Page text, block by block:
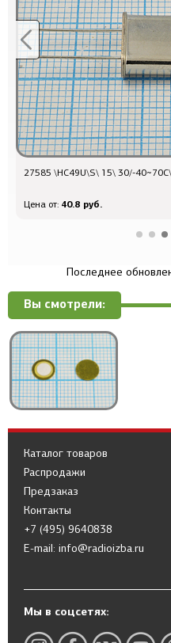
27585 \HC49U\S\ 15\ 30/-
Цена от: 40.8 руб.
Последнее
Вы смотрели:
Каталог товаров
Распродажи
Предзаказ
Контакты
+7 (495) 9640838
E-mail: info@radioizba.ru
Мы в соцсетях: